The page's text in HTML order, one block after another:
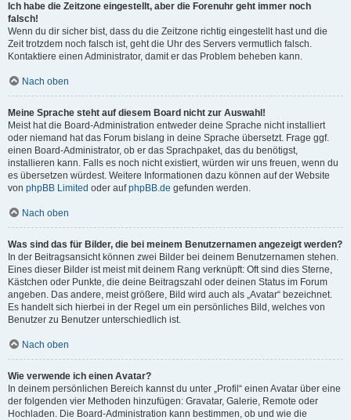
Ich habe die Zeitzone eingestellt, aber die Forenuhr geht immer noch
falsch!
Wenn du dir sicher bist, dass du die Zeitzone richtig eingestellt hast und die
Zeit trotzdem noch falsch ist, geht die Uhr des Servers vermutlich falsch.
Kontaktiere einen Administrator, damit er das Problem beheben kann.
Nach oben
Meine Sprache steht auf diesem Board nicht zur Auswahl!
Meist hat die Board-Administration entweder deine Sprache nicht installiert
oder niemand hat das Forum bislang in deine Sprache übersetzt. Frage ggf.
einen Board-Administrator, ob er das Sprachpaket, das du benötigst,
installieren kann. Falls es noch nicht existiert, würden wir uns freuen, wenn du
es übersetzen würdest. Weitere Informationen dazu können auf der Website
von phpBB Limited oder aufphpBB.de gefunden werden.
Nach oben
Was sind das für Bilder, die bei meinem Benutzernamen angezeigt werden?
In der Beitragsansicht können zwei Bilder bei deinem Benutzernamen stehen.
Eines dieser Bilder ist meist mit deinem Rang verknüpft: Oft sind dies Sterne,
Kästchen oder Punkte, die deine Beitragszahl oder deinen Status im Forum
angeben. Das andere, meist größere, Bild wird auch als „Avatar“ bezeichnet.
Es handelt sich hierbei in der Regel um ein persönliches Bild, welches von
Benutzer zu Benutzer unterschiedlich ist.
Nach oben
Wie verwende ich einen Avatar?
In deinem persönlichen Bereich kannst du unter „Profil“ einen Avatar über eine
der folgenden vier Methoden hinzufügen: Gravatar, Galerie, Remote oder
Hochladen. Die Board-Administration kann bestimmen, ob und wie die